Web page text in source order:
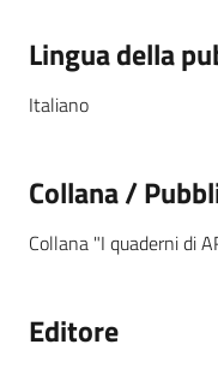
Lingua della
Italiano
Collana /
Collana "I quaderni di
Editore